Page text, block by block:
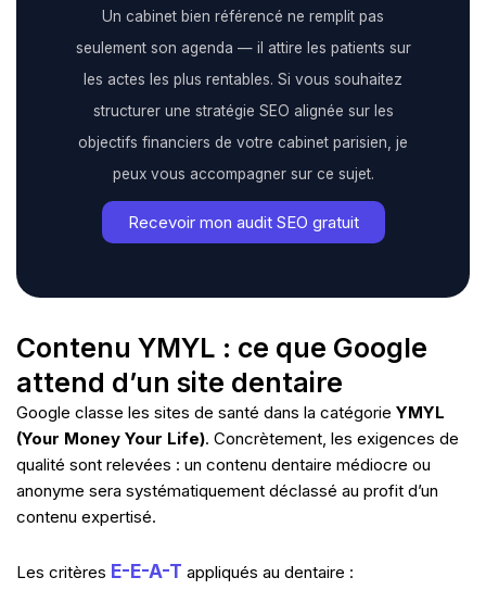
Un cabinet bien référencé ne remplit pas
seulement son agenda — il attire les patients sur
les actes les plus rentables. Si vous souhaitez
structurer une stratégie SEO alignée sur les
objectifs financiers de votre cabinet parisien, je
peux vous accompagner sur ce sujet.
Recevoir mon audit SEO gratuit
Contenu YMYL : ce que Google
attend d’un site dentaire
Google classe les sites de santé dans la catégorie YMYL
(Your Money Your Life). Concrètement, les exigences de
qualité sont relevées : un contenu dentaire médiocre ou
anonyme sera systématiquement déclassé au profit d’un
contenu expertisé.
Les critères E-E-A-T appliqués au dentaire :